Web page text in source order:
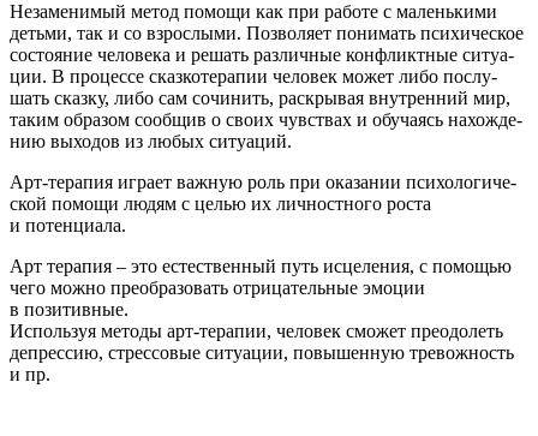
Неза­ме­ни­мый метод помо­щи как при рабо­те с малень­ки­ми
детьми, так и со взрос­лы­ми. Поз­во­ля­ет пони­мать пси­хи­че­ское
состо­я­ние чело­ве­ка и решать раз­лич­ные кон­фликт­ные ситу­а­
ции. В про­цес­се сказ­ко­те­ра­пии чело­век может либо послу­
шать сказ­ку, либо сам сочи­нить, рас­кры­вая внут­рен­ний мир,
таким обра­зом сооб­щив о сво­их чув­ствах и обу­ча­ясь нахож­де­
нию выхо­дов из любых ситуаций.
Арт-тера­пия игра­ет важ­ную роль при ока­за­нии пси­хо­ло­ги­че­
ской помо­щи людям с целью их лич­ност­но­го роста
и потенциала.
Арт тера­пия – это есте­ствен­ный путь исце­ле­ния, с помо­щью
чего мож­но пре­об­ра­зо­вать отри­ца­тель­ные эмо­ции
в позитивные.
Исполь­зуя мето­ды арт-тера­пии, чело­век смо­жет пре­одо­леть
депрес­сию, стрес­со­вые ситу­а­ции, повы­шен­ную тре­вож­ность
и пр.